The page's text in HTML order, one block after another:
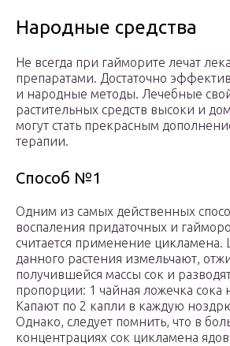
Народные средства
Не всегда при гайморите лечат
препаратами. Достаточно
и народные методы. Лечебные
растительных средств высоки и
могут стать прекрасным
терапии.
Способ №1
Одним из самых действенных
воспаления придаточных и
считается применение
данного растения измельчают,
получившейся массы сок и
пропорции: 1 чайная ложечка сока
Капают по 2 капли в каждую
Однако, следует помнить, что в
концентрациях сок цикламена